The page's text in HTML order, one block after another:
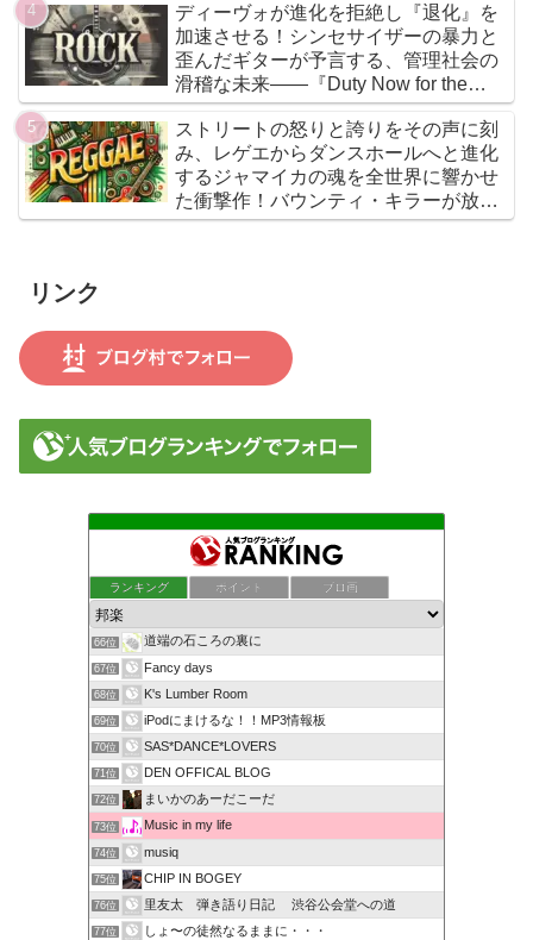
ディーヴォが進化を拒絶し『退化』を
加速させる！シンセサイザーの暴力と
歪んだギターが予言する、管理社会の
滑稽な未来――『Duty Now for the
Future』こそがニューウェイヴの真実
である
ストリートの怒りと誇りをその声に刻
み、レゲエからダンスホールへと進化
するジャマイカの魂を全世界に響かせ
た衝撃作！バウンティ・キラーが放つ
『Bounty Killer』は、貧者の代弁者と
リンク
ランキング ポイント ブロ画
66位 道端の石ころの裏に
67位 Fancy days
68位 K's Lumber Room
69位 iPodにまけるな！！MP3情報板
70位 SAS*DANCE*LOVERS
71位 DEN OFFICAL BLOG
72位 まいかのあーだこーだ
73位 Music in my life
74位 musiq
75位 CHIP IN BOGEY
76位 里友太 弾き語り日記 渋谷公会堂への道
77位 しょ〜の徒然なるままに・・・